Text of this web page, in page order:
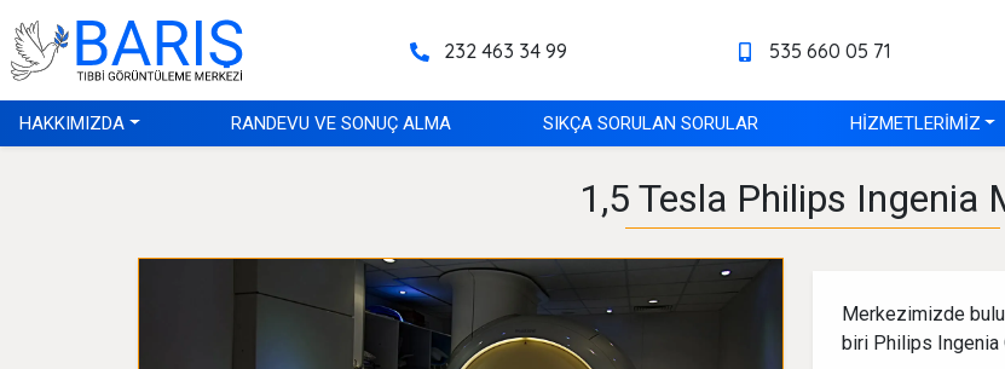
232 463 34 99 535 660 05 71
HAKKIMIZDA RANDEVU VE SONUÇ ALMA SIKÇA SORULAN SORULAR HİZMETLERİMİZ
1,5 Tesla Philips Ingenia
Merkezimizde
biri Philips Ingenia